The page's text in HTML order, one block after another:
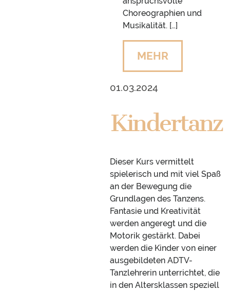
Choreographien und
Musikalität. […]
MEHR
01.03.2024
Kindertanz
Dieser Kurs vermittelt
spielerisch und mit viel Spaß
an der Bewegung die
Grundlagen des Tanzens.
Fantasie und Kreativität
werden angeregt und die
Motorik gestärkt. Dabei
werden die Kinder von einer
ausgebildeten ADTV-
Tanzlehrerin unterrichtet, die
in den Altersklassen speziell